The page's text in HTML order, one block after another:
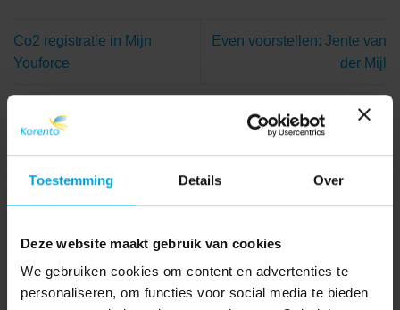
Toestemming Details Over
Deze website maakt gebruik van cookies
We gebruiken cookies om content en advertenties te
personaliseren, om functies voor social media te bieden
Co2 registratie in Mijn
Youforce
Even voorstellen: Jente van
der Mijl